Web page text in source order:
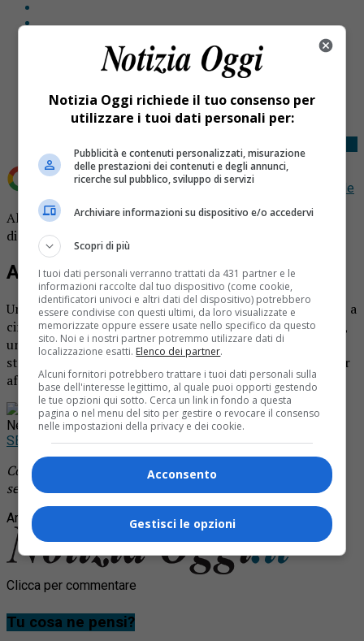
Tweet
Aggiungi Notizia Oggi.it come Fonte preferita su Google
Alagna slavina al passo della Civera: si teme per un
disperso.
Alagna slavina caduta
Una slavina si è abbattuta al passo della Civera, ad Alagna, a
circa 3mila metri di quota. Secondo le prime informazioni,
una persona sarebbe rimasta sepolta sotto la neve. Sono
state subito attivate le procedure di ricerca e soccorso per
affrontare l’emergenza.
Rimani aggiornato seguendoci su Google
News!
SEGUICI
Continua a leggere le notizie diNotizia Oggi Borgosesiae
segui la nostra
Argomenti correlati: alagnapasso della civera
Clicca per commentare
Tu cosa ne pensi?
Notizia Oggi richiede il tuo consenso per
utilizzare i tuoi dati personali per:
Pubblicità e contenuti personalizzati, misurazione
delle prestazioni dei contenuti e degli annunci,
ricerche sul pubblico, sviluppo di servizi
Archiviare informazioni su dispositivo e/o accedervi
Scopri di più
I tuoi dati personali verranno trattati da 431 partner e le
informazioni raccolte dal tuo dispositivo (come cookie,
identificatori univoci e altri dati del dispositivo) potrebbero
essere condivise con questi ultimi, da loro visualizzate e
memorizzate oppure essere usate nello specifico da questo
sito. Noi e i nostri partner potremmo utilizzare dati di
localizzazione esatti. Elenco dei partner.
Alcuni fornitori potrebbero trattare i tuoi dati personali sulla
base dell'interesse legittimo, al quale puoi opporti gestendo
le tue opzioni qui sotto. Cerca un link in fondo a questa
pagina o nel menu del sito per gestire o revocare il consenso
nelle impostazioni della privacy e dei cookie.
Acconsento
Gestisci le opzioni